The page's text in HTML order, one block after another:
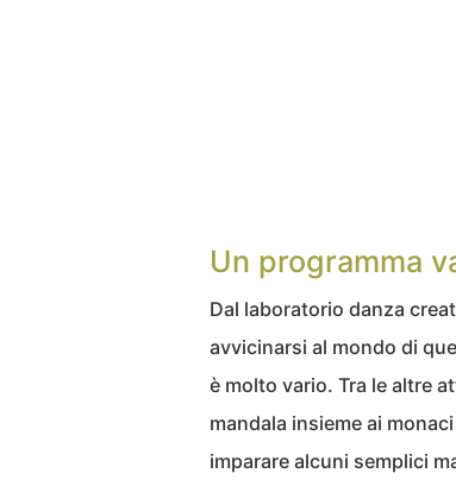
Un programma
Dal laboratorio danza
avvicinarsi al mondo di
è molto vario. Tra le altre
mandala insieme ai
imparare alcuni semplici